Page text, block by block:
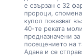
е свързан с 32
пророци,
купол показват
40-те реката
предназначени
посещението на
Адана и се